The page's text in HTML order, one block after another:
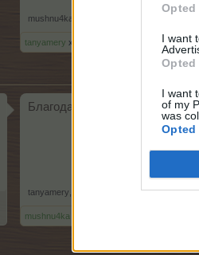
Opted
I want
Opted
I want
of my
was
Opted
mushnu4ka
tanyamery харесва това.
Благодаря.
tanyamery
mushnu4ka